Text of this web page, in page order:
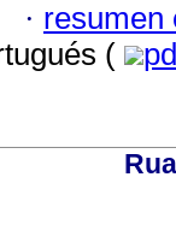
· resumen
(